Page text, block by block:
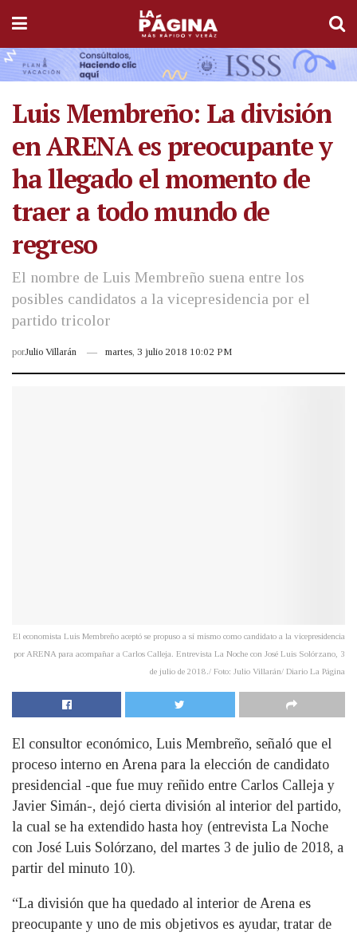
Luis Membreño: La división
en ARENA es preocupante y
ha llegado el momento de
traer a todo mundo de
regreso
El nombre de Luis Membreño suena entre los
posibles candidatos a la vicepresidencia por el
partido tricolor
porJulio Villarán martes, 3 julio 2018 10:02 PM
El economista Luis Membreño aceptó se propuso a sí mismo como candidato a la vicepresidencia
por ARENA para acompañar a Carlos Calleja. Entrevista La Noche con José Luis Solórzano, 3
de julio de 2018./ Foto: Julio Villarán/ Diario La Página
El consultor económico, Luis Membreño, señaló que el
proceso interno en Arena para la elección de candidato
presidencial -que fue muy reñido entre Carlos Calleja y
Javier Simán-, dejó cierta división al interior del partido,
la cual se ha extendido hasta hoy (entrevista La Noche
con José Luis Solórzano, del martes 3 de julio de 2018, a
partir del minuto 10).
“La división que ha quedado al interior de Arena es
preocupante y uno de mis objetivos es ayudar, tratar de